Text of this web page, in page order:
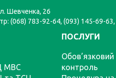
Шевченка, 26
(068) 783-92-64, (093) 145-69-
МВС
ПОСЛУГИ
Обов’язковий
контроль